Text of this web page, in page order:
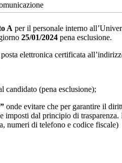
A per il personale interno
25/01/2024 pena esclusione.
elettronica certificata
candidato (pena esclusione);
onde evitare che per garantire il
imposti dal principio di
numeri di telefono e codice fiscale)